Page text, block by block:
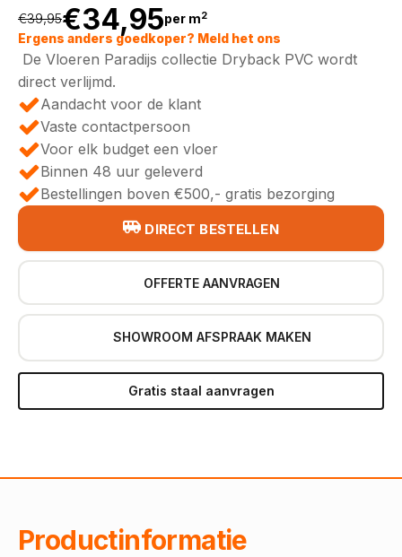
€39,95
Oorspronkelijke
prijs
was:
€39,95.
€34,95
Huidige
prijs
is:
€34,95.
per m2
Ergens anders goedkoper? Meld het ons
De Vloeren Paradijs collectie Dryback PVC wordt
direct verlijmd.
Aandacht voor de klant
Vaste contactpersoon
Voor elk budget een vloer
Binnen 48 uur geleverd
Bestellingen boven €500,- gratis bezorging
DIRECT BESTELLEN
OFFERTE AANVRAGEN
SHOWROOM AFSPRAAK MAKEN
Gratis staal aanvragen
Productinformatie